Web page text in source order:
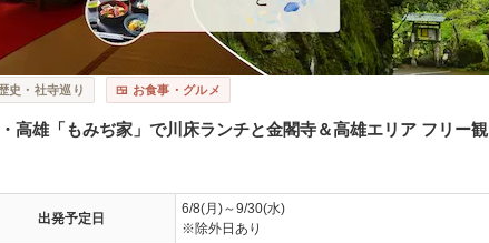
・社寺巡り 🍱 お食事・グルメ
高雄「もみぢ家」で川床ランチと金閣寺＆高雄エリア フリー観
出発予定日
6/8(月)～9/30(水)
※除外日あり